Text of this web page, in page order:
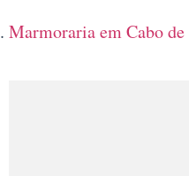
Marmoraria em Cabo